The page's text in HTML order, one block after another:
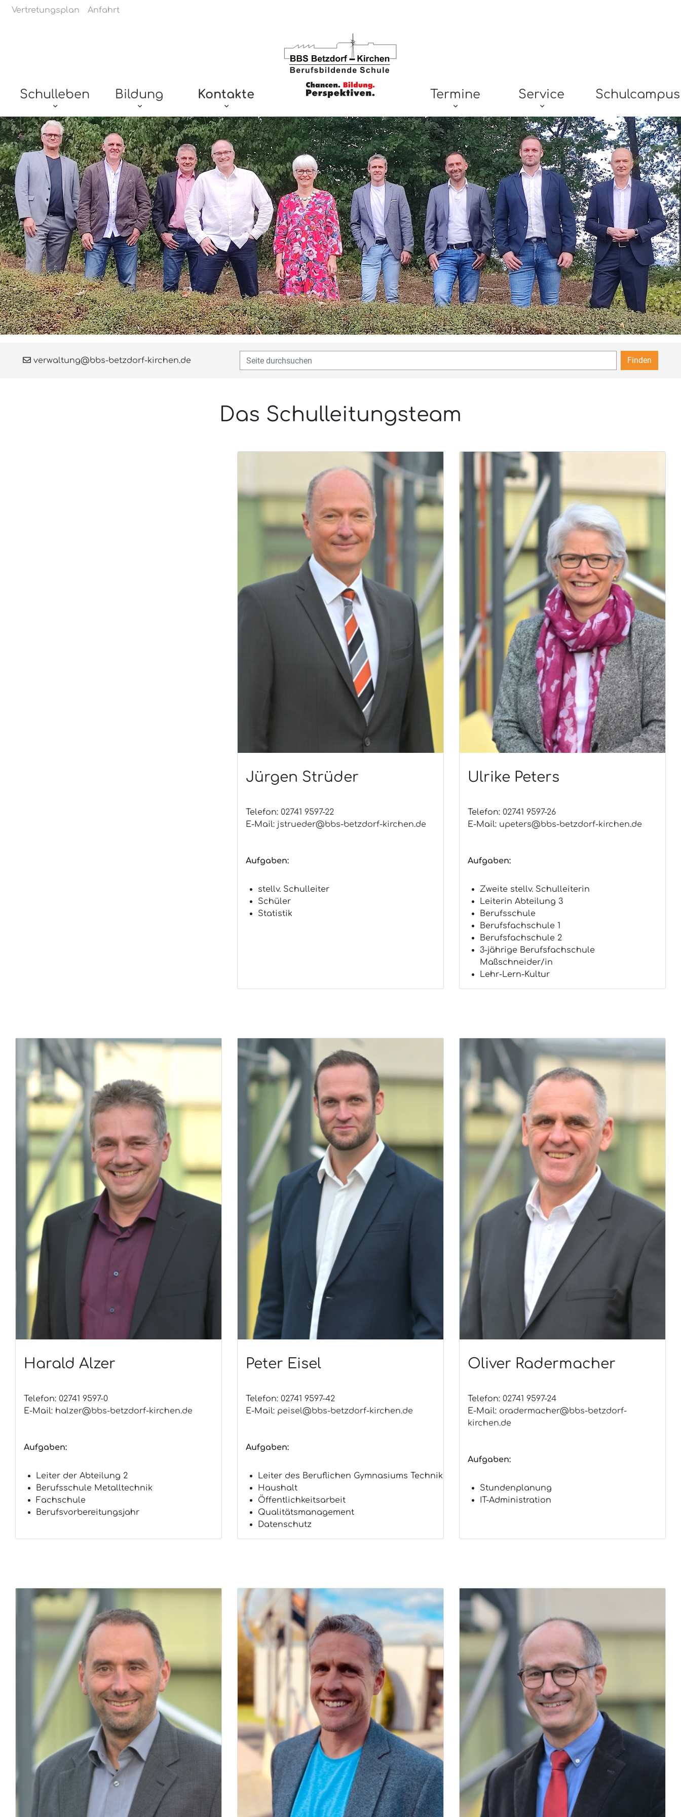
Navigation überspringen
Vertretungsplan Anfahrt
Schulleben Bildung Kontakte Termine Service Schulcampus
verwaltung@bbs-betzdorf-kirchen.de Finden
Das Schul­leitungs­team
Jürgen Strüder
Telefon: 02741 9597-22
E-Mail: jstrueder@bbs-betzdorf-kirchen.de
Aufgaben:
stellv. Schulleiter
Schüler
Statistik
Ulrike Peters
Telefon: 02741 9597-26
E-Mail: upeters@bbs-betzdorf-kirchen.de
Aufgaben:
Zweite stellv. Schulleiterin
Leiterin Abteilung 3
Berufsschule
Berufsfachschule 1
Berufsfachschule 2
3-jährige Berufsfachschule
Maßschneider/in
Lehr-Lern-Kultur
Harald Alzer
Telefon: 02741 9597-0
E-Mail: halzer@bbs-betzdorf-kirchen.de
Aufgaben:
Leiter der Abteilung 2
Berufsschule Metalltechnik
Fachschule
Berufsvorbereitungsjahr
Peter Eisel
Telefon: 02741 9597-42
E-Mail: peisel@bbs-betzdorf-kirchen.de
Aufgaben:
Leiter des Beruflichen Gymnasiums Technik
Haushalt
Öffentlichkeitsarbeit
Qualitätsmanagement
Datenschutz
Oliver Radermacher
Telefon: 02741 9597-24
E-Mail: oradermacher@bbs-betzdorf-
kirchen.de
Aufgaben:
Stundenplanung
IT-Administration